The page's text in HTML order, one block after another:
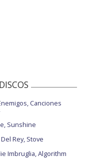
Canciones
Sunshine
Rey, Stove
Imbruglia, Algorithm